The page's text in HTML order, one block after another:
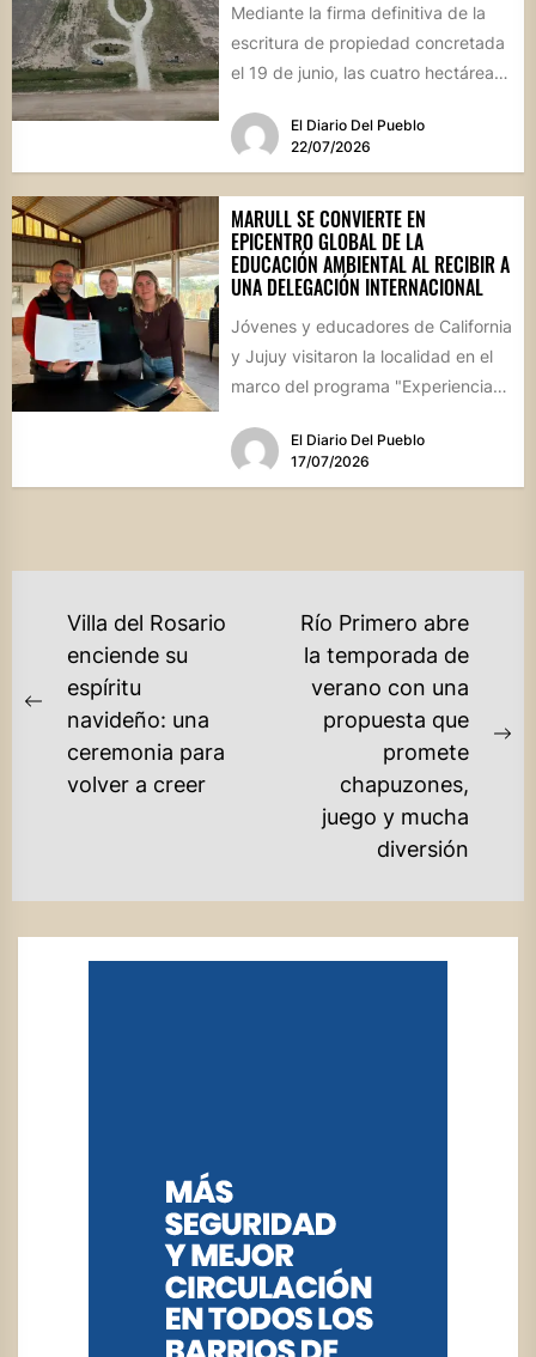
Mediante la firma definitiva de la
escritura de propiedad concretada
el 19 de junio, las cuatro hectáreas
El Diario Del Pueblo
22/07/2026
MARULL SE CONVIERTE EN
EPICENTRO GLOBAL DE LA
EDUCACIÓN AMBIENTAL AL RECIBIR A
UNA DELEGACIÓN INTERNACIONAL
Jóvenes y educadores de California
y Jujuy visitaron la localidad en el
marco del programa "Experiencia
El Diario Del Pueblo
17/07/2026
NAVEGACIÓN
ENTRADAS
Previous
post:
Villa del Rosario
enciende su
espíritu
navideño: una
ceremonia para
volver a creer
Río Primero abre
la temporada de
verano con una
propuesta que
promete
chapuzones,
juego y mucha
diversión